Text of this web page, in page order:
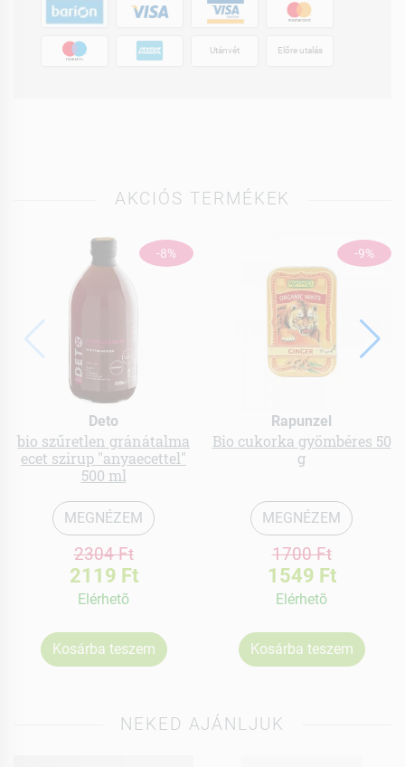
Utánvét Előre utalás
AKCIÓS TERMÉKEK
-8%
Deto
bio szűretlen gránátalma
ecet szirup "anyaecettel"
500 ml
MEGNÉZEM
2304 Ft
2119 Ft
Elérhetõ
Kosárba teszem
-9%
Rapunzel
Bio cukorka gyömbéres 50
g
MEGNÉZEM
1700 Ft
1549 Ft
Elérhetõ
Kosárba teszem
NEKED AJÁNLJUK